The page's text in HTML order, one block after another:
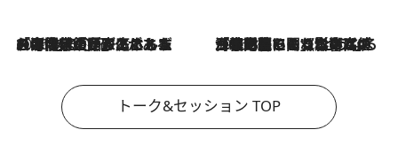
2026.8.3
「今後値上げがあるとすれば…」「リスクがあるのは今年の冬」エネルギー専門家が語る、ホルムズ海峡封鎖が家庭にもたらす“ある心配” 2026.8.3
「住宅建てられない…」「サーチャージ料の高値が続いている」ホルムズ海峡封鎖による影響はいつまで続く？《エネルギー専門家に聞く“どうなる日本の暮らし”》
トーク&セッション TOP